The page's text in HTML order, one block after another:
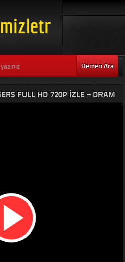
Hemen Ara
FULL HD 720P İZLE – DRAM